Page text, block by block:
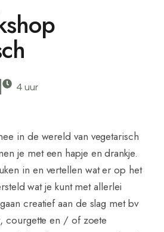
4 uur
in de wereld van vegetarisch
je met een hapje en drankje.
in en vertellen wat er op het
wat je kunt met allerlei
creatief aan de slag met bv
courgette en / of zoete